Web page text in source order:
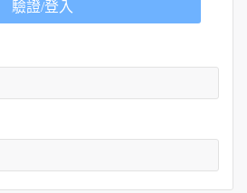
驗證/登入